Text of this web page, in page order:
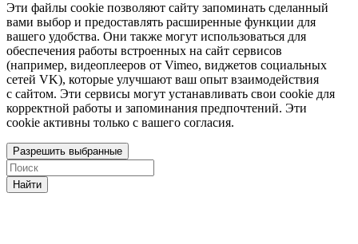
Эти файлы cookie позволяют сайту запоминать сделанный
вами выбор и предоставлять расширенные функции для
вашего удобства. Они также могут использоваться для
обеспечения работы встроенных на сайт сервисов
(например, видеоплееров от Vimeo, виджетов социальных
сетей VK), которые улучшают ваш опыт взаимодействия
с сайтом. Эти сервисы могут устанавливать свои cookie для
корректной работы и запоминания предпочтений. Эти
cookie активны только с вашего согласия.
Разрешить выбранные
Найти